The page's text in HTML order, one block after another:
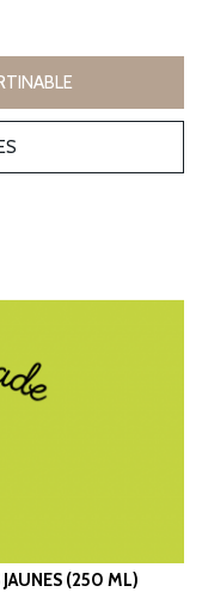
(250 ML)